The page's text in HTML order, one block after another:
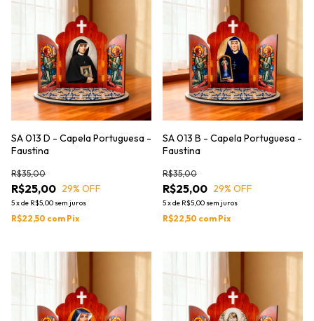
SA 013 D - Capela Portuguesa -
Faustina
R$25,00
R$35,00
29% OFF
5xde R$5,00 sem juros
R$22,50 com Pix
SA 013 B - Capela Portuguesa -
Faustina
R$25,00
R$35,00
29% OFF
5xde R$5,00 sem juros
R$22,50 com Pix